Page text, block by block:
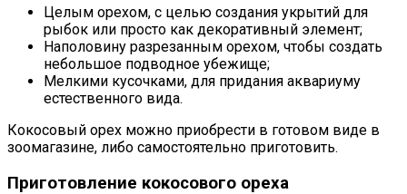
Целым орехом, с целью создания укрытий для
рыбок или просто как декоративный элемент;
Наполовину разрезанным орехом, чтобы создать
небольшое подводное убежище;
Мелкими кусочками, для придания аквариуму
естественного вида.
Кокосовый орех можно приобрести в готовом виде в
зоомагазине, либо самостоятельно приготовить.
Приготовление кокосового ореха